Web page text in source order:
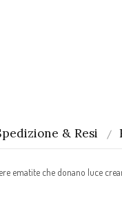
& Resi
ematite che donano luce